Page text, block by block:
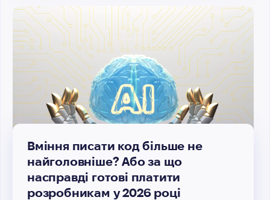
Вміння писати код більше не
найголовніше? Або за що
насправді готові платити
розробникам у 2026 році